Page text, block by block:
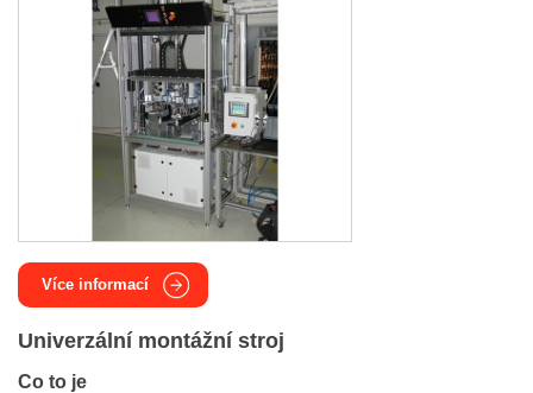
Více informací
Univerzální montážní stroj
Co to je